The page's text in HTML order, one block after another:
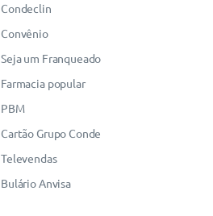
Condeclin
Convênio
Seja um Franqueado
Farmacia popular
PBM
Cartão Grupo Conde
Televendas
Bulário Anvisa